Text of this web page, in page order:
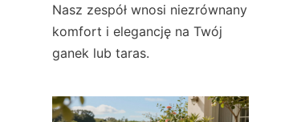
Nasz zespół wnosi niezrównany
komfort i elegancję na Twój
ganek lub taras.